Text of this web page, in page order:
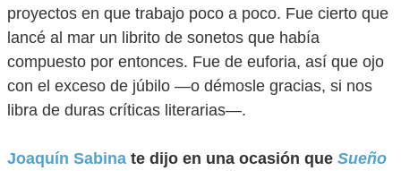
proyectos en que trabajo poco a poco. Fue cierto que
lancé al mar un librito de sonetos que había
compuesto por entonces. Fue de euforia, así que ojo
con el exceso de júbilo —o démosle gracias, si nos
libra de duras críticas literarias—.
Joaquín Sabina te dijo en una ocasión que Sueño